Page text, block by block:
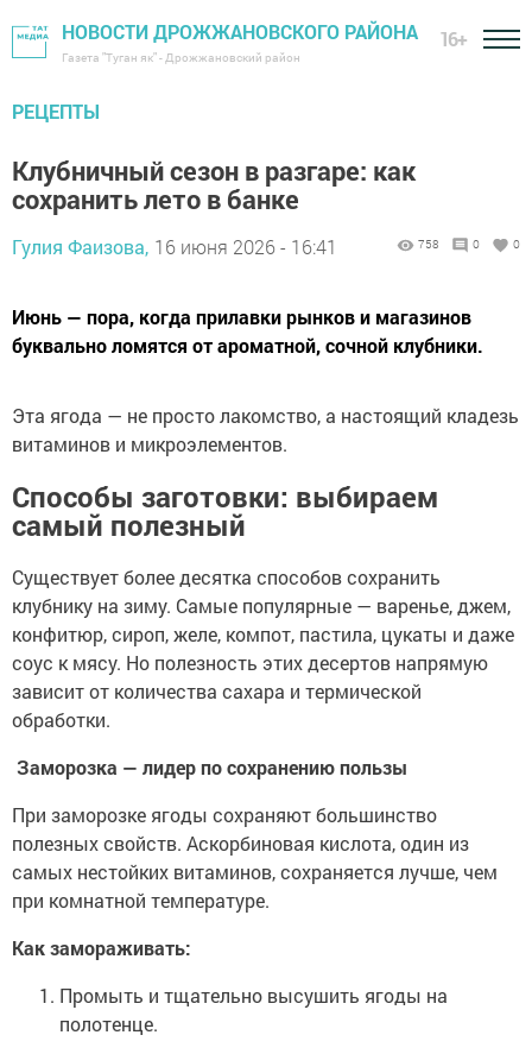
НОВОСТИ ДРОЖЖАНОВСКОГО РАЙОНА
Газета "Туган як" - Дрожжановский район
16+
РЕЦЕПТЫ
Клубничный сезон в разгаре: как
сохранить лето в банке
Гулия Фаизова, 16 июня 2026 - 16:41 758 0 0
Июнь — пора, когда прилавки рынков и магазинов
буквально ломятся от ароматной, сочной клубники.
Эта ягода — не просто лакомство, а настоящий кладезь
витаминов и микроэлементов.
Способы заготовки: выбираем
самый полезный
Существует более десятка способов сохранить
клубнику на зиму. Самые популярные — варенье, джем,
конфитюр, сироп, желе, компот, пастила, цукаты и даже
соус к мясу. Но полезность этих десертов напрямую
зависит от количества сахара и термической
обработки.
Заморозка — лидер по сохранению пользы
При заморозке ягоды сохраняют большинство
полезных свойств. Аскорбиновая кислота, один из
самых нестойких витаминов, сохраняется лучше, чем
при комнатной температуре.
Как замораживать:
Промыть и тщательно высушить ягоды на
полотенце.